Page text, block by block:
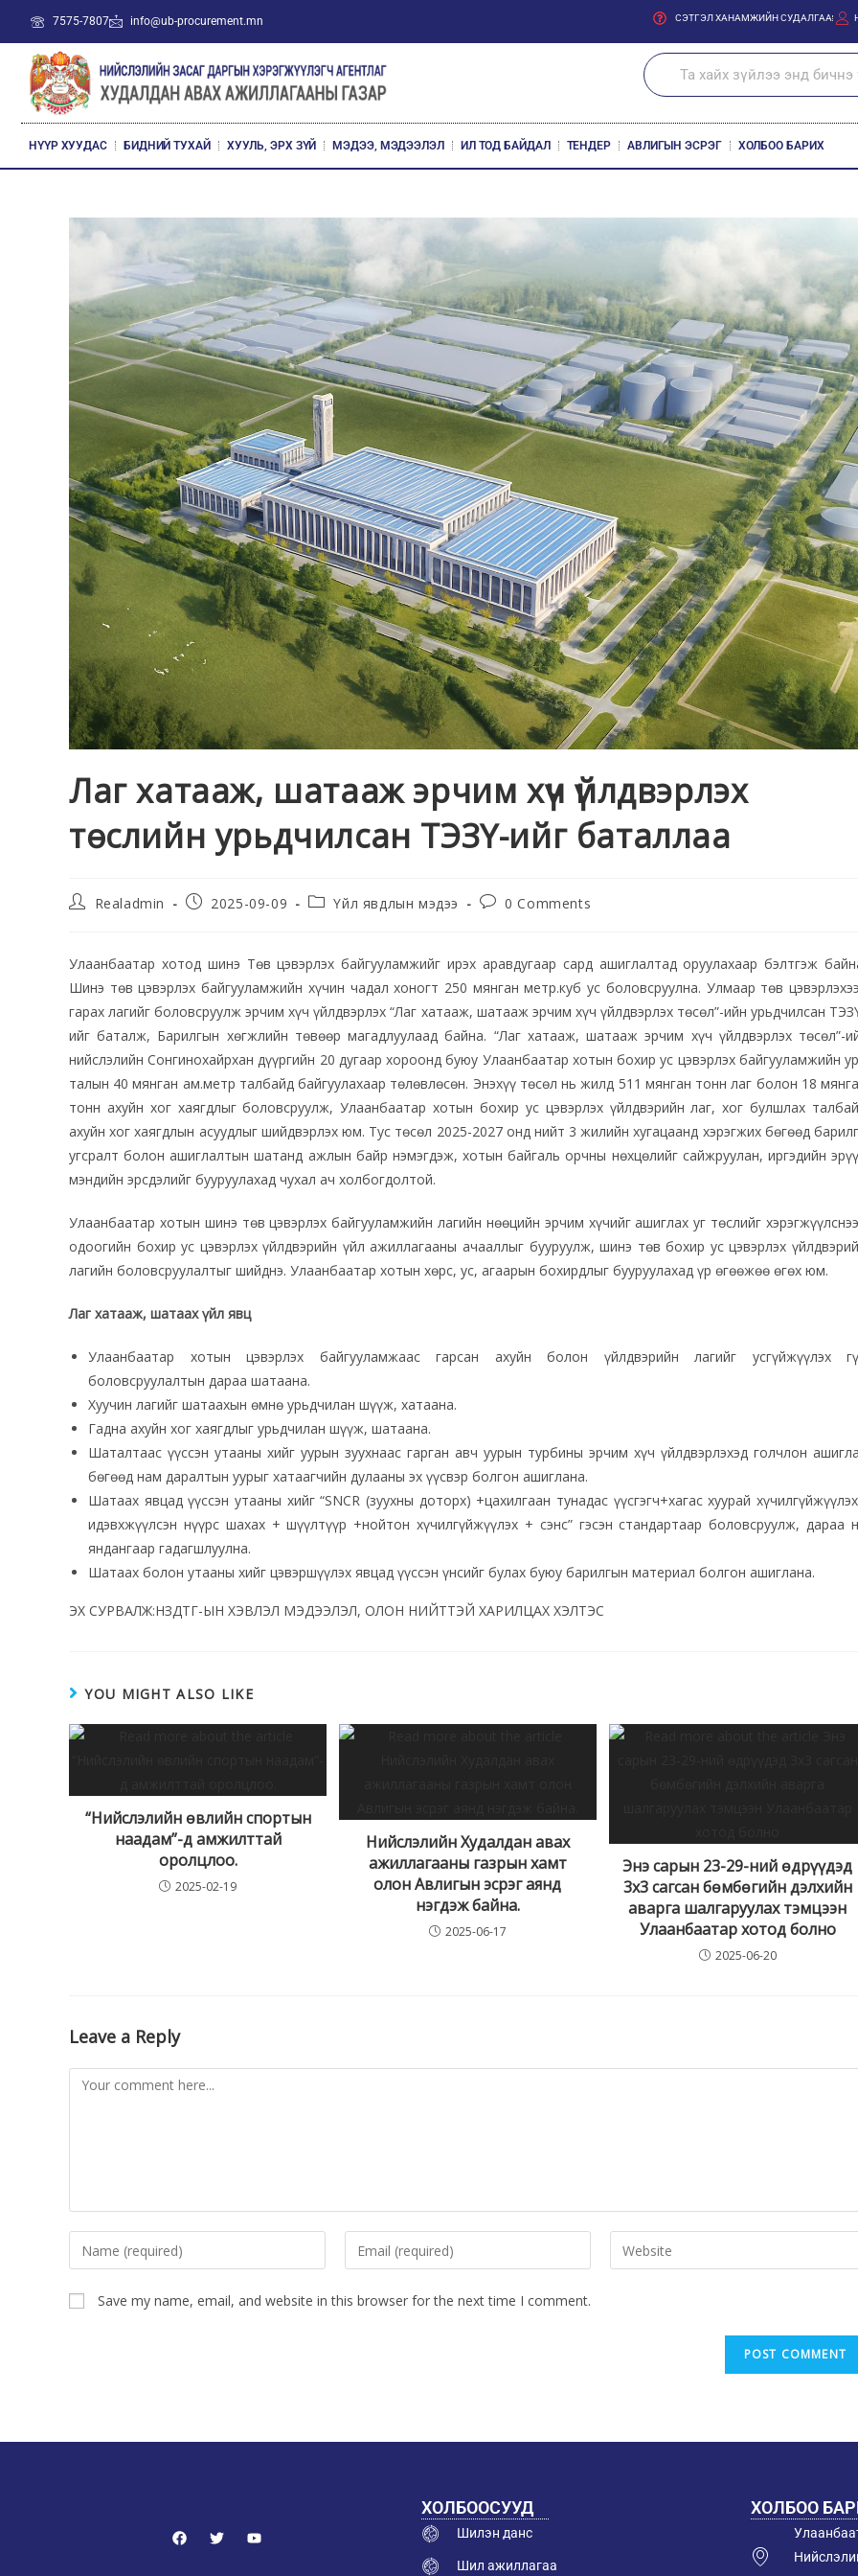
7575-7807 info@ub-procurement.mn СЭТГЭЛ ХАНАМЖИЙН СУДАЛГАА
НҮҮР ХУУДАС БИДНИЙ ТУХАЙ ХУУЛЬ, ЭРХ ЗҮЙ МЭДЭЭ, МЭДЭЭЛЭЛ ИЛ ТОД БАЙДАЛ ТЕНДЕР АВЛИГЫН ЭСРЭГ ХОЛБОО БАРИХ
Лаг хатааж, шатааж эрчим хүч үйлдвэрлэх
төслийн урьдчилсан ТЭЗҮ-ийг баталлаа
Realadmin 2025-09-09 Үйл явдлын мэдээ 0 Comments
Улаанбаатар хотод шинэ Төв цэвэрлэх байгууламжийг ирэх аравдугаар сард ашиглалтад оруулахаар бэлтгэж
Шинэ төв цэвэрлэх байгууламжийн хүчин чадал хоногт 250 мянган метр.куб ус боловсруулна. Улмаар төв
гарах лагийг боловсруулж эрчим хүч үйлдвэрлэх “Лаг хатааж, шатааж эрчим хүч үйлдвэрлэх төсөл”-ийн урьдчилсан
ийг баталж, Барилгын хөгжлийн төвөөр магадлуулаад байна. “Лаг хатааж, шатааж эрчим хүч үйлдвэрлэх төсөл”-
нийслэлийн Сонгинохайрхан дүүргийн 20 дугаар хороонд буюу Улаанбаатар хотын бохир ус цэвэрлэх байгууламжийн
талын 40 мянган ам.метр талбайд байгуулахаар төлөвлөсөн. Энэхүү төсөл нь жилд 511 мянган тонн лаг болон 18
тонн ахуйн хог хаягдлыг боловсруулж, Улаанбаатар хотын бохир ус цэвэрлэх үйлдвэрийн лаг, хог булшлах
ахуйн хог хаягдлын асуудлыг шийдвэрлэх юм. Тус төсөл 2025-2027 онд нийт 3 жилийн хугацаанд хэрэгжих бөгөөд
угсралт болон ашиглалтын шатанд ажлын байр нэмэгдэж, хотын байгаль орчны нөхцөлийг сайжруулан, иргэдийн
мэндийн эрсдэлийг бууруулахад чухал ач холбогдолтой.
Улаанбаатар хотын шинэ төв цэвэрлэх байгууламжийн лагийн нөөцийн эрчим хүчийг ашиглах уг төслийг
одоогийн бохир ус цэвэрлэх үйлдвэрийн үйл ажиллагааны ачааллыг бууруулж, шинэ төв бохир ус цэвэрлэх
лагийн боловсруулалтыг шийднэ. Улаанбаатар хотын хөрс, ус, агаарын бохирдлыг бууруулахад үр өгөөжөө өгөх юм.
Лаг хатааж, шатаах үйл явц
Улаанбаатар хотын цэвэрлэх байгууламжаас гарсан ахуйн болон үйлдвэрийн лагийг усгүйжүүлэх
боловсруулалтын дараа шатаана.
Хуучин лагийг шатаахын өмнө урьдчилан шүүж, хатаана.
Гадна ахуйн хог хаягдлыг урьдчилан шүүж, шатаана.
Шаталтаас үүссэн утааны хийг уурын зуухнаас гарган авч уурын турбины эрчим хүч үйлдвэрлэхэд голчлон
бөгөөд нам даралтын уурыг хатаагчийн дулааны эх үүсвэр болгон ашиглана.
Шатаах явцад үүссэн утааны хийг “SNCR (зуухны доторх) +цахилгаан тунадас үүсгэгч+хагас хуурай
идэвхжүүлсэн нүүрс шахах + шүүлтүүр +нойтон хүчилгүйжүүлэх + сэнс” гэсэн стандартаар боловсруулж, дараа
яндангаар гадагшлуулна.
Шатаах болон утааны хийг цэвэршүүлэх явцад үүссэн үнсийг булах буюу барилгын материал болгон ашиглана.
ЭХ СУРВАЛЖ:НЗДТГ-ЫН ХЭВЛЭЛ МЭДЭЭЛЭЛ, ОЛОН НИЙТТЭЙ ХАРИЛЦАХ ХЭЛТЭС
YOU MIGHT ALSO LIKE
“Нийслэлийн өвлийн спортын
наадам”-д амжилттай
оролцлоо.
2025-02-19
Нийслэлийн Худалдан авах
ажиллагааны газрын хамт
олон Авлигын эсрэг аянд
нэгдэж байна.
2025-06-17
Энэ сарын 23-29-ний өдрүүдэд
3х3 сагсан бөмбөгийн дэлхийн
аварга шалгаруулах тэмцээн
Улаанбаатар хотод болно
2025-06-20
Leave a Reply
Save my name, email, and website in this browser for the next time I comment.
ХОЛБООСУУД
Шилэн данс
Шил ажиллагаа
ХОЛБОО